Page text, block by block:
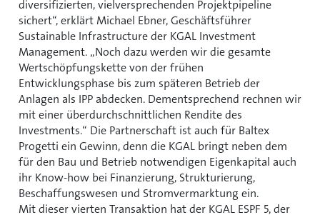
diversifizierten, vielversprechenden Projektpipeline
sichert“, erklärt Michael Ebner, Geschäftsführer
Sustainable Infrastructure der KGAL Investment
Management. „Noch dazu werden wir die gesamte
Wertschöpfungskette von der frühen
Entwicklungsphase bis zum späteren Betrieb der
Anlagen als IPP abdecken. Dementsprechend rechnen wir
mit einer überdurchschnittlichen Rendite des
Investments.“ Die Partnerschaft ist auch für Baltex
Progetti ein Gewinn, denn die KGAL bringt neben dem
für den Bau und Betrieb notwendigen Eigenkapital auch
ihr Know-how bei Finanzierung, Strukturierung,
Beschaffungswesen und Stromvermarktung ein.
Mit dieser vierten Transaktion hat der KGAL ESPF 5, der